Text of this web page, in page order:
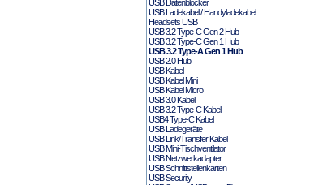
USB Datenblocker
USB Ladekabel / Handyladekabel
Headsets USB
USB 3.2 Type-C Gen 2 Hub
USB 3.2 Type-C Gen 1 Hub
USB 3.2 Type-A Gen 1 Hub
USB 2.0 Hub
USB Kabel
USB Kabel Mini
USB Kabel Micro
USB 3.0 Kabel
USB 3.2 Type-C Kabel
USB4 Type-C Kabel
USB Ladegeräte
USB Link/Transfer Kabel
USB Mini-Tischventilator
USB Netzwerkadapter
USB Schnittstellenkarten
USB Security